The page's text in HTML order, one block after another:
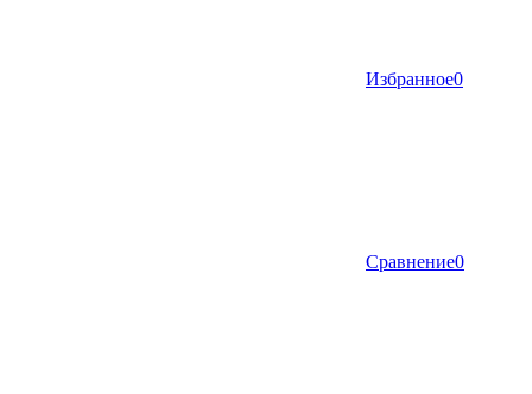
Избранное0
Сравнение0